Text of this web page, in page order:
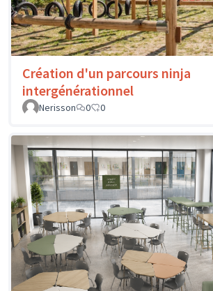
Création d'un parcours ninja
intergénérationnel
Nerisson 0 0